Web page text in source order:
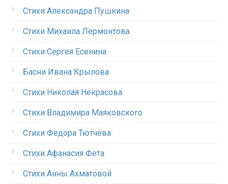
Стихи Александра Пушкина
Стихи Михаила Лермонтова
Стихи Сергея Есенина
Басни Ивана Крылова
Стихи Николая Некрасова
Стихи Владимира Маяковского
Стихи Федора Тютчева
Стихи Афанасия Фета
Стихи Анны Ахматовой